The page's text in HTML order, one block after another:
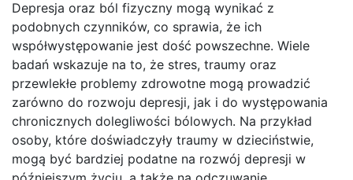
Depresja oraz ból fizyczny mogą wynikać z
podobnych czynników, co sprawia, że ich
współwystępowanie jest dość powszechne. Wiele
badań wskazuje na to, że stres, traumy oraz
przewlekłe problemy zdrowotne mogą prowadzić
zarówno do rozwoju depresji, jak i do występowania
chronicznych dolegliwości bólowych. Na przykład
osoby, które doświadczyły traumy w dzieciństwie,
mogą być bardziej podatne na rozwój depresji w